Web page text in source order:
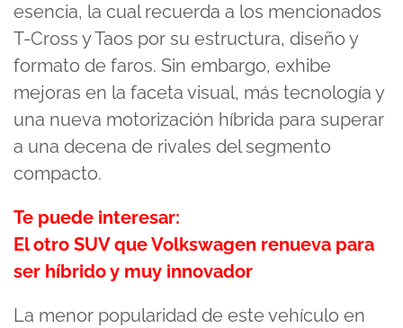
esencia, la cual recuerda a los mencionados
T-Cross y Taos por su estructura, diseño y
formato de faros. Sin embargo, exhibe
mejoras en la faceta visual, más tecnología y
una nueva motorización híbrida para superar
a una decena de rivales del segmento
compacto.
Te puede interesar:
El otro SUV que Volkswagen renueva para
ser híbrido y muy innovador
La menor popularidad de este vehículo en